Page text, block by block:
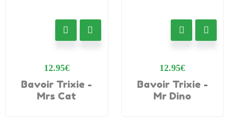
12.95€
Bavoir Trixie -
Mrs Cat
12.95€
Bavoir Trixie -
Mr Dino